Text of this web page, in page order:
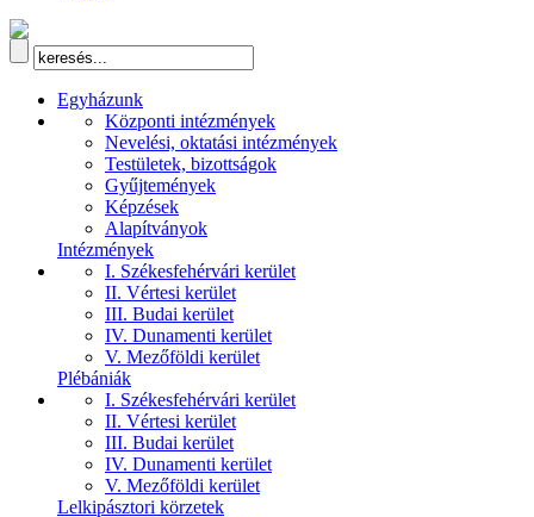
Egyházunk
Központi intézmények
Nevelési, oktatási intézmények
Testületek, bizottságok
Gyűjtemények
Képzések
Alapítványok
Intézmények
I. Székesfehérvári kerület
II. Vértesi kerület
III. Budai kerület
IV. Dunamenti kerület
V. Mezőföldi kerület
Plébániák
I. Székesfehérvári kerület
II. Vértesi kerület
III. Budai kerület
IV. Dunamenti kerület
V. Mezőföldi kerület
Lelkipásztori körzetek